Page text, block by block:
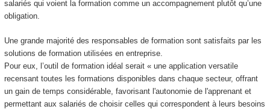
salariés qui voient la formation comme un accompagnement plutôt qu’une
obligation.
Une grande majorité des responsables de formation sont satisfaits par les
solutions de formation utilisées en entreprise.
Pour eux, l’outil de formation idéal serait « une application versatile
recensant toutes les formations disponibles dans chaque secteur, offrant
un gain de temps considérable, favorisant l'autonomie de l'apprenant et
permettant aux salariés de choisir celles qui correspondent à leurs besoins